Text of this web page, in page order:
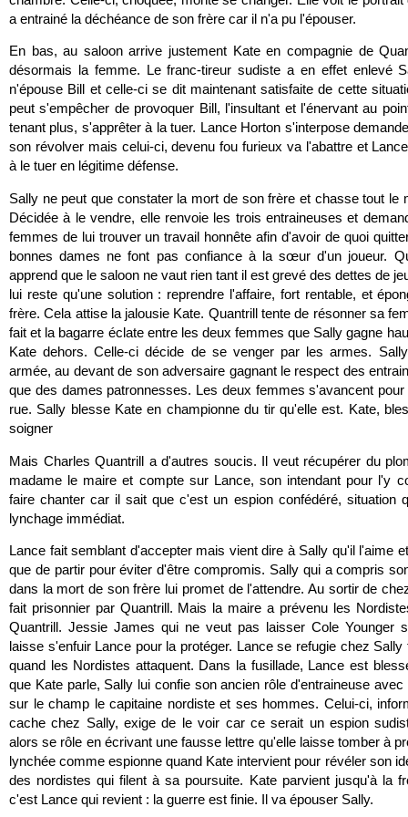
a entrainé la déchéance de son frère car il n'a pu l'épouser.
En bas, au saloon arrive justement Kate en compagnie de
désormais la femme. Le franc-tireur sudiste a en effet enlevé
n'épouse Bill et celle-ci se dit maintenant satisfaite de cette
peut s'empêcher de provoquer Bill, l'insultant et l'énervant au
tenant plus, s'apprêter à la tuer. Lance Horton s'interpose
son révolver mais celui-ci, devenu fou furieux va l'abattre et
à le tuer en légitime défense.
Sally ne peut que constater la mort de son frère et chasse tout le
Décidée à le vendre, elle renvoie les trois entraineuses et
femmes de lui trouver un travail honnête afin d'avoir de quoi
bonnes dames ne font pas confiance à la sœur d'un joueur.
apprend que le saloon ne vaut rien tant il est grevé des dettes de
lui reste qu'une solution : reprendre l'affaire, fort rentable, et
frère. Cela attise la jalousie Kate. Quantrill tente de résonner sa
fait et la bagarre éclate entre les deux femmes que Sally gagne
Kate dehors. Celle-ci décide de se venger par les armes.
armée, au devant de son adversaire gagnant le respect des
que des dames patronnesses. Les deux femmes s'avancent pour
rue. Sally blesse Kate en championne du tir qu'elle est. Kate,
soigner
Mais Charles Quantrill a d'autres soucis. Il veut récupérer du
madame le maire et compte sur Lance, son intendant pour l'y
faire chanter car il sait que c'est un espion confédéré, situation
lynchage immédiat.
Lance fait semblant d'accepter mais vient dire à Sally qu'il l'aime
que de partir pour éviter d'être compromis. Sally qui a compris
dans la mort de son frère lui promet de l'attendre. Au sortir de
fait prisonnier par Quantrill. Mais la maire a prévenu les
Quantrill. Jessie James qui ne veut pas laisser Cole Younger
laisse s'enfuir Lance pour la protéger. Lance se refugie chez
quand les Nordistes attaquent. Dans la fusillade, Lance est
que Kate parle, Sally lui confie son ancien rôle d'entraineuse avec
sur le champ le capitaine nordiste et ses hommes. Celui-ci,
cache chez Sally, exige de le voir car ce serait un espion
alors se rôle en écrivant une fausse lettre qu'elle laisse tomber à
lynchée comme espionne quand Kate intervient pour révéler son
des nordistes qui filent à sa poursuite. Kate parvient jusqu'à la
c'est Lance qui revient : la guerre est finie. Il va épouser Sally.